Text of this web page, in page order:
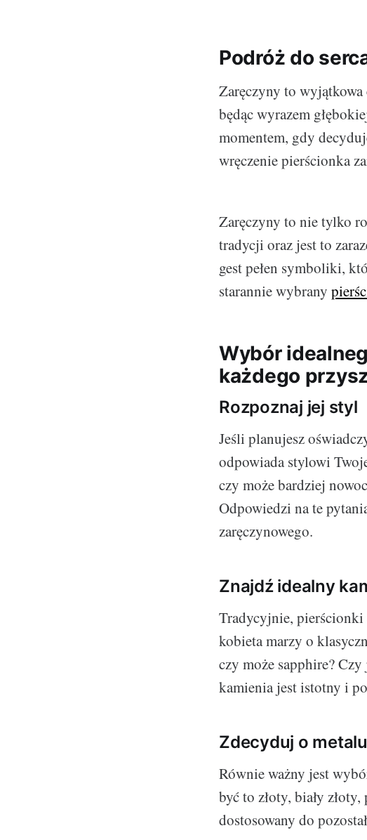
Podróż do
Zaręczyny to
będąc wyrazem
momentem, gdy
wręczenie pierścionka
Zaręczyny to nie tylko
tradycji oraz jest to
gest pełen symboliki,
starannie wybrany
Wybór
każdego
Rozpoznaj jej styl
Jeśli planujesz
odpowiada stylowi
czy może bardziej
Odpowiedzi na te
zaręczynowego.
Znajdź idealny
Tradycyjnie, pierścionki
kobieta marzy o
czy może sapphire?
kamienia jest istotny i
Zdecyduj o metalu
Równie ważny jest
być to złoty, biały
dostosowany do